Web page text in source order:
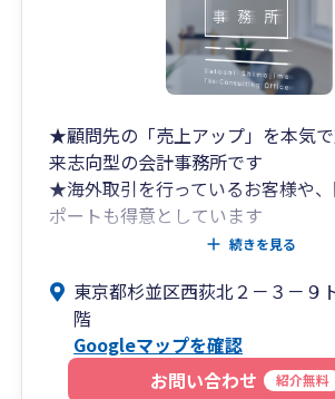
★顧問先の「売上アップ」を本気
来志向型の会計事務所です
★海外取引を行っているお客様や
ポートも得意としています
【皆様と一緒に考え、悩み、一緒
い！】と考えている税理士事務所で
ひとりひとりのお客様を大切に、誠
ていただいております。
続きを見る
東京都杉並区西荻北２－３－９
階
Googleマップを確認
お問い合わせ
紹介無料